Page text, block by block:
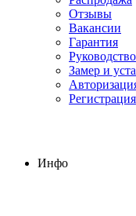
Отзывы
Вакансии
Гарантия
Руководство
Замер и
Регистрация
Инфо